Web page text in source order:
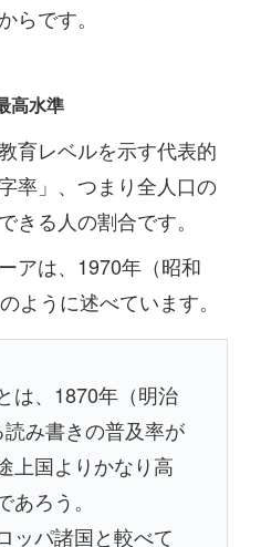
らです。
高水準
育レベルを示す代表的
率」、つまり全人口の
きる人の割合です。
アは、1970年（昭和
ように述べています。
は、1870年（明治
み書きの普及率が
上国よりかなり高
ろう。
ッパ諸国と較べて